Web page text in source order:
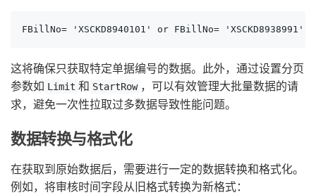
FBillNo= 'XSCKD8940101' or FBillNo= 'XSCKD8938991'
这将确保只获取特定单据编号的数据。此外，通过设置分页
参数如 Limit 和 StartRow ，可以有效管理大批量数据的请
求，避免一次性拉取过多数据导致性能问题。
数据转换与格式化
在获取到原始数据后，需要进行一定的数据转换和格式化。
例如，将审核时间字段从旧格式转换为新格式：